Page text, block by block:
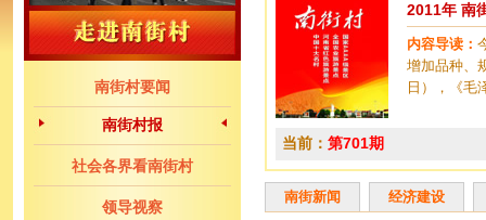
南街村要闻
南街村报
社会各界看南街村
领导视察
2011年 南
内容导读：
增加品种、
日），《毛
当前： 第701期
南街新闻 经济建设